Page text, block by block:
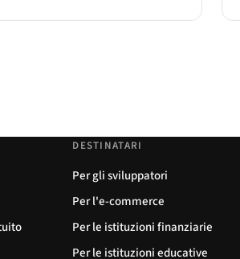
DESTINATARI
Per gli sviluppatori
Per l'e-commerce
Per le istituzioni finanziarie
Per le istituzioni educative